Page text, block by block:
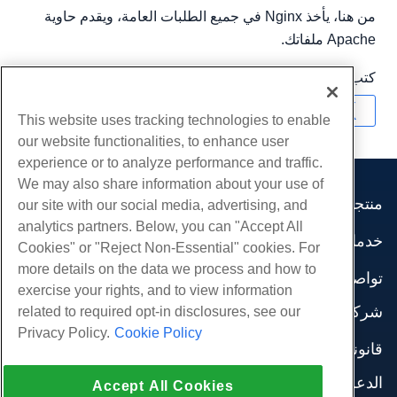
من هنا، يأخذ Nginx في جميع الطلبات العامة، ويقدم حاوية
Apache ملفاتك.
كتب بواسطة
منتجات
استضافة الموقع
استضافة الأعمال
موزع استضافة
موزع العلامة البيضاء
إدارة لينكس VPS
لينكس غير المدارة VPS
نوافذ غير مُدارة VPS
خدمات
هجرات الموقع
تواصل اجتماعي
وثائق المنتج
مدونة
شركة
اتصل بنا
مراكز البيانات
قانوني
شروط الخدمة
الدعم
This website uses tracking technologies to enable
our website functionalities, to enhance user
experience or to analyze performance and traffic.
We may also share information about your use of
our site with our social media, advertising, and
analytics partners. Below, you can "Accept All
Cookies" or "Reject Non-Essential" cookies. For
more details on the data we process and how to
exercise your rights, and to view information
related to required opt-in disclosures, see our
Privacy Policy. Cookie Policy
Accept All Cookies